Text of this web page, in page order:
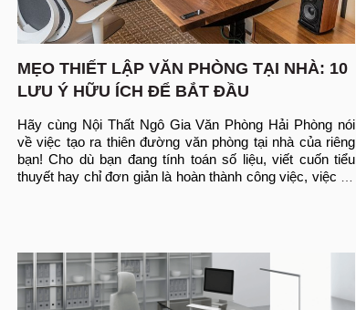
MẸO THIẾT LẬP VĂN PHÒNG TẠI NHÀ: 10
LƯU Ý HỮU ÍCH ĐỂ BẮT ĐẦU
Hãy cùng Nội Thất Ngô Gia Văn Phòng Hải Phòng nói
về việc tạo ra thiên đường văn phòng tại nhà của riêng
bạn! Cho dù bạn đang tính toán số liệu, viết cuốn tiểu
thuyết hay chỉ đơn giản là hoàn thành công việc, việc có
với nụ cười trên môi.